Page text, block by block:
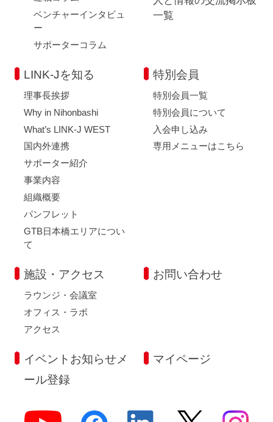
ベンチャーインタビュ
ー
サポーターコラム
一覧
LINK-Jを知る
理事長挨拶
Why in Nihonbashi
What’s LINK-J WEST
国内外連携
サポーター紹介
事業内容
組織概要
パンフレット
GTB日本橋エリアについ
て
特別会員
特別会員一覧
特別会員について
入会申し込み
専用メニューはこちら
施設・アクセス
ラウンジ・会議室
オフィス・ラボ
アクセス
お問い合わせ
イベントお知らせメ
ール登録
マイページ